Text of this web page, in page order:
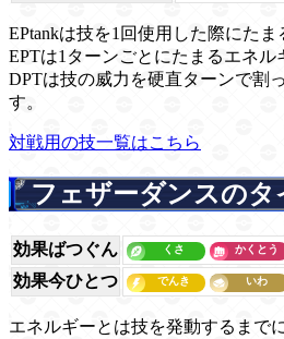
EPtankは技を1回使用した際にたま
EPTは1ターンごとにたまるエネル
DPTは技の威力を硬直ターンで割
す。
対戦用の技一覧はこちら
フェザーダンスのタ
効果ばつぐん
効果今ひとつ
エネルギーとは技を発動するまで